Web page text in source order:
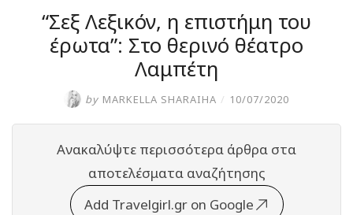
“Σεξ Λεξικόν, η επιστήμη του
έρωτα”: Στο θερινό θέατρο
Λαμπέτη
by MARKELLA SHARAIHA / 10/07/2020
Ανακαλύψτε περισσότερα άρθρα στα
αποτελέσματα αναζήτησης
Add Travelgirl.gr on Google